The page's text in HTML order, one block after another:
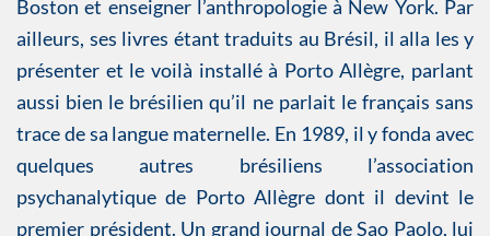
Boston et enseigner l’anthropologie à New York. Par
ailleurs, ses livres étant traduits au Brésil, il alla les y
présenter et le voilà installé à Porto Allègre, parlant
aussi bien le brésilien qu’il ne parlait le français sans
trace de sa langue maternelle. En 1989, il y fonda avec
quelques autres brésiliens l’association
psychanalytique de Porto Allègre dont il devint le
premier président. Un grand journal de Sao Paolo, lui